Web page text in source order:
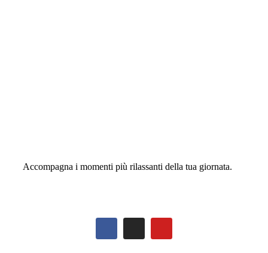
Accompagna i momenti più rilassanti della tua giornata.